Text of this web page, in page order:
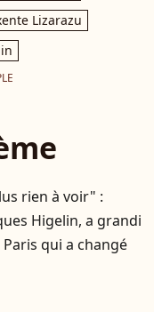
Lizarazu
rien à voir" :
Higelin, a grandi
qui a changé